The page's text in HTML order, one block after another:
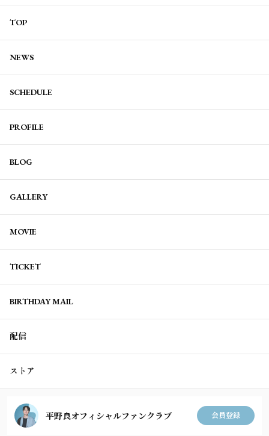
TOP
NEWS
SCHEDULE
PROFILE
BLOG
GALLERY
MOVIE
TICKET
BIRTHDAY MAIL
配信
ストア
平野良オフィシャルファンクラブ 会員登録